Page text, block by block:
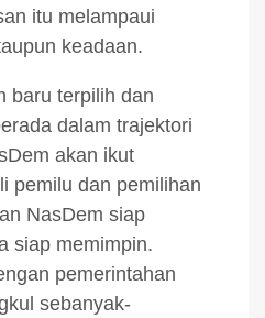
itu melampaui
keadaan.
baru terpilih dan
dalam trajektori
akan ikut
pemilu dan pemilihan
NasDem siap
siap memimpin.
pemerintahan
sebanyak-